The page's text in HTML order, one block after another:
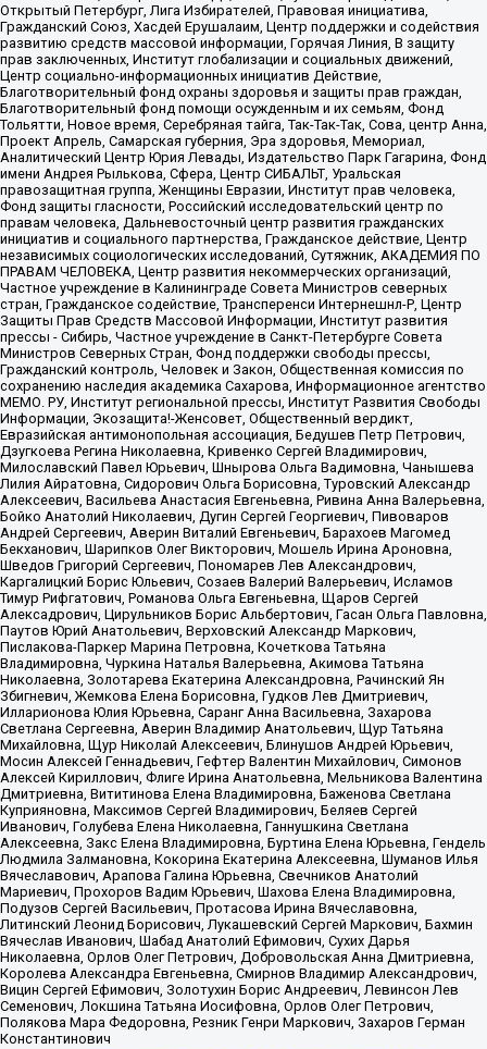
Открытый Петербург, Лига Избирателей, Правовая инициатива,
Гражданский Союз, Хасдей Ерушалаим, Центр поддержки и содействия
развитию средств массовой информации, Горячая Линия, В защиту
прав заключенных, Институт глобализации и социальных движений,
Центр социально-информационных инициатив Действие,
Благотворительный фонд охраны здоровья и защиты прав граждан,
Благотворительный фонд помощи осужденным и их семьям, Фонд
Тольятти, Новое время, Серебряная тайга, Так-Так-Так, Сова, центр Анна,
Проект Апрель, Самарская губерния, Эра здоровья, Мемориал,
Аналитический Центр Юрия Левады, Издательство Парк Гагарина, Фонд
имени Андрея Рылькова, Сфера, Центр СИБАЛЬТ, Уральская
правозащитная группа, Женщины Евразии, Институт прав человека,
Фонд защиты гласности, Российский исследовательский центр по
правам человека, Дальневосточный центр развития гражданских
инициатив и социального партнерства, Гражданское действие, Центр
независимых социологических исследований, Сутяжник, АКАДЕМИЯ ПО
ПРАВАМ ЧЕЛОВЕКА, Центр развития некоммерческих организаций,
Частное учреждение в Калининграде Совета Министров северных
стран, Гражданское содействие, Трансперенси Интернешнл-Р, Центр
Защиты Прав Средств Массовой Информации, Институт развития
прессы - Сибирь, Частное учреждение в Санкт-Петербурге Совета
Министров Северных Стран, Фонд поддержки свободы прессы,
Гражданский контроль, Человек и Закон, Общественная комиссия по
сохранению наследия академика Сахарова, Информационное агентство
МЕМО. РУ, Институт региональной прессы, Институт Развития Свободы
Информации, Экозащита!-Женсовет, Общественный вердикт,
Евразийская антимонопольная ассоциация, Бедушев Петр Петрович,
Дзугкоева Регина Николаевна, Кривенко Сергей Владимирович,
Милославский Павел Юрьевич, Шнырова Ольга Вадимовна, Чанышева
Лилия Айратовна, Сидорович Ольга Борисовна, Туровский Александр
Алексеевич, Васильева Анастасия Евгеньевна, Ривина Анна Валерьевна,
Бойко Анатолий Николаевич, Дугин Сергей Георгиевич, Пивоваров
Андрей Сергеевич, Аверин Виталий Евгеньевич, Барахоев Магомед
Бекханович, Шарипков Олег Викторович, Мошель Ирина Ароновна,
Шведов Григорий Сергеевич, Пономарев Лев Александрович,
Каргалицкий Борис Юльевич, Созаев Валерий Валерьевич, Исламов
Тимур Рифгатович, Романова Ольга Евгеньевна, Щаров Сергей
Алексадрович, Цирульников Борис Альбертович, Гасан Ольга Павловна,
Паутов Юрий Анатольевич, Верховский Александр Маркович,
Пислакова-Паркер Марина Петровна, Кочеткова Татьяна
Владимировна, Чуркина Наталья Валерьевна, Акимова Татьяна
Николаевна, Золотарева Екатерина Александровна, Рачинский Ян
Збигневич, Жемкова Елена Борисовна, Гудков Лев Дмитриевич,
Илларионова Юлия Юрьевна, Саранг Анна Васильевна, Захарова
Светлана Сергеевна, Аверин Владимир Анатольевич, Щур Татьяна
Михайловна, Щур Николай Алексеевич, Блинушов Андрей Юрьевич,
Мосин Алексей Геннадьевич, Гефтер Валентин Михайлович, Симонов
Алексей Кириллович, Флиге Ирина Анатольевна, Мельникова Валентина
Дмитриевна, Вититинова Елена Владимировна, Баженова Светлана
Куприяновна, Максимов Сергей Владимирович, Беляев Сергей
Иванович, Голубева Елена Николаевна, Ганнушкина Светлана
Алексеевна, Закс Елена Владимировна, Буртина Елена Юрьевна, Гендель
Людмила Залмановна, Кокорина Екатерина Алексеевна, Шуманов Илья
Вячеславович, Арапова Галина Юрьевна, Свечников Анатолий
Мариевич, Прохоров Вадим Юрьевич, Шахова Елена Владимировна,
Подузов Сергей Васильевич, Протасова Ирина Вячеславовна,
Литинский Леонид Борисович, Лукашевский Сергей Маркович, Бахмин
Вячеслав Иванович, Шабад Анатолий Ефимович, Сухих Дарья
Николаевна, Орлов Олег Петрович, Добровольская Анна Дмитриевна,
Королева Александра Евгеньевна, Смирнов Владимир Александрович,
Вицин Сергей Ефимович, Золотухин Борис Андреевич, Левинсон Лев
Семенович, Локшина Татьяна Иосифовна, Орлов Олег Петрович,
Полякова Мара Федоровна, Резник Генри Маркович, Захаров Герман
Константинович